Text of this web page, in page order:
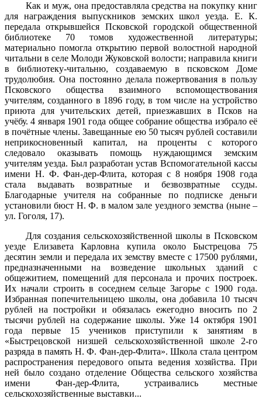
Как и муж, она предоставляла средства на покупку книг
для награждения выпускников земских школ уезда. Е. К.
передала открывшейся Псковской городской общественной
библиотеке 70 томов художественной литературы;
материально помогла открытию первой волостной народной
читальни в селе Молоди Жуковской волости; направила книги
в библиотеку-читальню, создаваемую в псковском Доме
трудолюбия. Она постоянно делала пожертвования в пользу
Псковского общества взаимного вспомоществования
учителям, созданного в 1896 году, в том числе на устройство
приюта для учительских детей, приезжавших в Псков на
учёбу. 4 января 1901 года общее собрание общества избрало её
в почётные члены. Завещанные ею 50 тысяч рублей составили
неприкосновенный капитал, на проценты с которого
следовало оказывать помощь нуждающимся земским
учителям уезда. Был разработан устав Вспомогательной кассы
имени Н. Ф. Фан-дер-Флита, которая с 8 ноября 1908 года
стала выдавать возвратные и безвозвратные ссуды.
Благодарные учителя на собранные по подписке деньги
установили бюст Н. Ф. в малом зале уездного земства (ныне –
ул. Гоголя, 17).
Для создания сельскохозяйственной школы в Псковском
уезде Елизавета Карловна купила около Быстрецова 75
десятин земли и передала их земству вместе с 17500 рублями,
предназначенными на возведение школьных зданий с
общежитием, помещений для персонала и прочих построек.
Их начали строить в соседнем сельце Загорье с 1900 года.
Избранная попечительницею школы, она добавила 10 тысяч
рублей на постройки и обязалась ежегодно вносить по 2
тысячи рублей на содержание школы. Уже 14 октября 1901
года первые 15 учеников приступили к занятиям в
«Быстрецовской низшей сельскохозяйственной школе 2-го
разряда в память Н. Ф. Фан-дер-Флита». Школа стала центром
распространения передового опыта ведения хозяйства. При
ней было создано отделение Общества сельского хозяйства
имени Фан-дер-Флита, устраивались местные
сельскохозяйственные выставки...